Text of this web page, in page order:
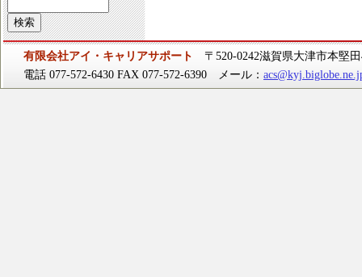
有限会社アイ・キャリアサポート
〒520-0242滋賀県大津市本堅
電話 077-572-6430 FAX 077-572-6390 メール：